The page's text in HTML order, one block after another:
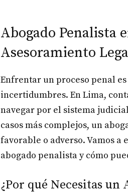
Abogado Penalista
Asesoramiento
Enfrentar un proceso penal
incertidumbres. En Lima,
navegar por el sistema
casos más complejos, un
favorable o adverso. Vamos
abogado penalista y cómo
¿Por qué Necesitas un